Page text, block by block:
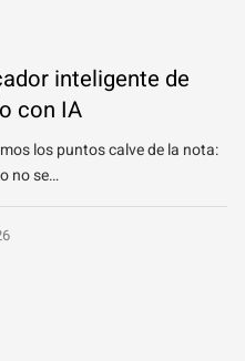
inteligente de
con IA
los puntos calve de la nota:
no se…